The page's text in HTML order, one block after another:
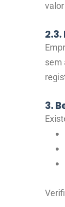
sem
3.